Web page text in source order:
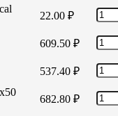
22.00 ₽
609.50 ₽
537.40 ₽
682.80 ₽